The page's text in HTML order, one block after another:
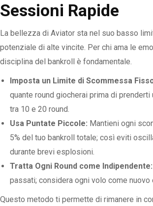
Sessioni Rapide
La bellezza di Aviator sta nel suo basso
potenziale di alte vincite. Per chi ama le
disciplina del bankroll è fondamentale.
Imposta un Limite di Scommessa
quante round giocherai prima di
tra 10 e 20 round.
Usa Puntate Piccole: Mantieni ogni
5% del tuo bankroll totale; così eviti
durante brevi esplosioni.
Tratta Ogni Round come Indipendente:
passati; considera ogni volo come nuovo
Questo metodo ti permette di rimanere in